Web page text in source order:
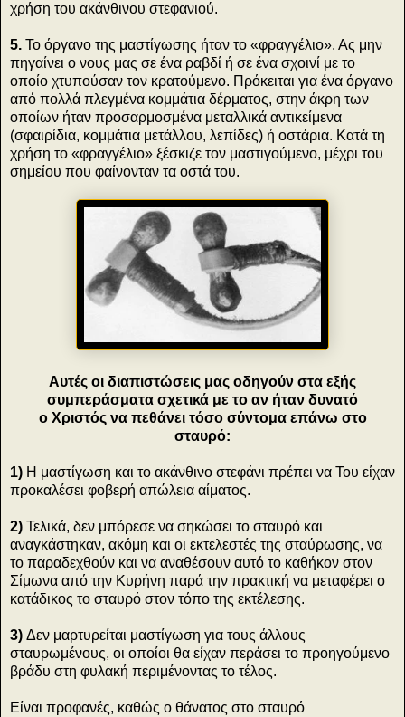
χρήση του ακάνθινου στεφανιού.
5. Το όργανο της μαστίγωσης ήταν το «φραγγέλιο». Ας μην
πηγαίνει ο νους μας σε ένα ραβδί ή σε ένα σχοινί με το
οποίο χτυπούσαν τον κρατούμενο. Πρόκειται για ένα όργανο
από πολλά πλεγμένα κομμάτια δέρματος, στην άκρη των
οποίων ήταν προσαρμοσμένα μεταλλικά αντικείμενα
(σφαιρίδια, κομμάτια μετάλλου, λεπίδες) ή οστάρια. Κατά τη
χρήση το «φραγγέλιο» ξέσκιζε τον μαστιγούμενο, μέχρι του
σημείου που φαίνονταν τα οστά του.
Αυτές οι διαπιστώσεις μας οδηγούν στα εξής
συμπεράσματα σχετικά με το αν ήταν δυνατό
ο Χριστός να πεθάνει τόσο σύντομα επάνω στο
σταυρό:
1) Η μαστίγωση και το ακάνθινο στεφάνι πρέπει να Του είχαν
προκαλέσει φοβερή απώλεια αίματος.
2) Τελικά, δεν μπόρεσε να σηκώσει το σταυρό και
αναγκάστηκαν, ακόμη και οι εκτελεστές της σταύρωσης, να
το παραδεχθούν και να αναθέσουν αυτό το καθήκον στον
Σίμωνα από την Κυρήνη παρά την πρακτική να μεταφέρει ο
κατάδικος το σταυρό στον τόπο της εκτέλεσης.
3) Δεν μαρτυρείται μαστίγωση για τους άλλους
σταυρωμένους, οι οποίοι θα είχαν περάσει το προηγούμενο
βράδυ στη φυλακή περιμένοντας το τέλος.
Είναι προφανές, καθώς ο θάνατος στο σταυρό